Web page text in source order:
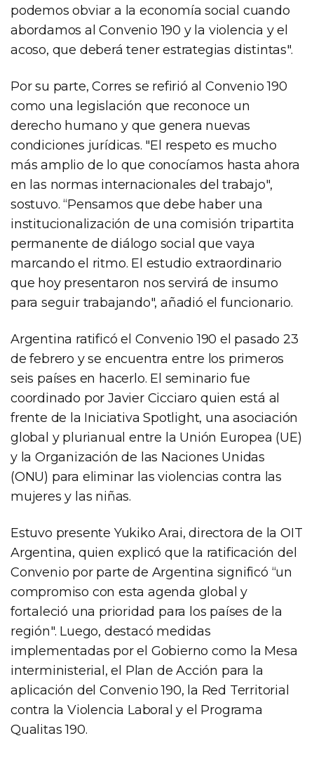
podemos obviar a la economía social cuando
abordamos al Convenio 190 y la violencia y el
acoso, que deberá tener estrategias distintas".
Por su parte, Corres se refirió al Convenio 190
como una legislación que reconoce un
derecho humano y que genera nuevas
condiciones jurídicas. "El respeto es mucho
más amplio de lo que conocíamos hasta ahora
en las normas internacionales del trabajo",
sostuvo. “Pensamos que debe haber una
institucionalización de una comisión tripartita
permanente de diálogo social que vaya
marcando el ritmo. El estudio extraordinario
que hoy presentaron nos servirá de insumo
para seguir trabajando", añadió el funcionario.
Argentina ratificó el Convenio 190 el pasado 23
de febrero y se encuentra entre los primeros
seis países en hacerlo. El seminario fue
coordinado por Javier Cicciaro quien está al
frente de la Iniciativa Spotlight, una asociación
global y plurianual entre la Unión Europea (UE)
y la Organización de las Naciones Unidas
(ONU) para eliminar las violencias contra las
mujeres y las niñas.
Estuvo presente Yukiko Arai, directora de la OIT
Argentina, quien explicó que la ratificación del
Convenio por parte de Argentina significó “un
compromiso con esta agenda global y
fortaleció una prioridad para los países de la
región". Luego, destacó medidas
implementadas por el Gobierno como la Mesa
interministerial, el Plan de Acción para la
aplicación del Convenio 190, la Red Territorial
contra la Violencia Laboral y el Programa
Qualitas 190.